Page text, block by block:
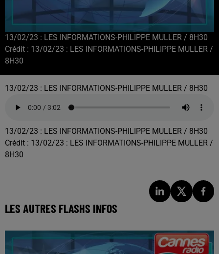
13/02/23 : LES INFORMATIONS-PHILIPPE MULLER / 8H30
Crédit : 13/02/23 : LES INFORMATIONS-PHILIPPE MULLER /
8H30
13/02/23 : LES INFORMATIONS-PHILIPPE MULLER / 8H30
13/02/23 : LES INFORMATIONS-PHILIPPE MULLER / 8H30
Crédit : 13/02/23 : LES INFORMATIONS-PHILIPPE MULLER /
8H30
LES AUTRES FLASHS INFOS